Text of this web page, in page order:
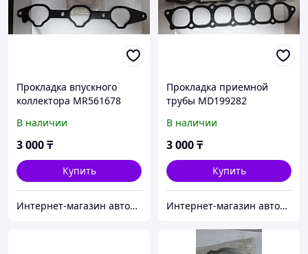
Прокладка впускного
коллектора MR561678
В наличии
3 000₸
Купить
Интернет-магазин автозапчастей Parts-shop.kz
Прокладка приемной
трубы MD199282
В наличии
3 000₸
Купить
Интернет-магазин автозапчастей Parts-shop.kz